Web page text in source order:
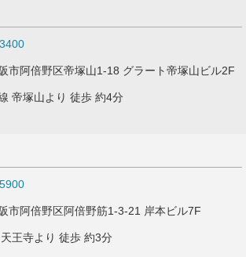
市阿倍野区帝塚山1-18 グラート帝塚山ビル2F
帝塚山より 徒歩 約4分
市阿倍野区阿倍野筋1-3-21 岸本ビル7F
王寺より 徒歩 約3分